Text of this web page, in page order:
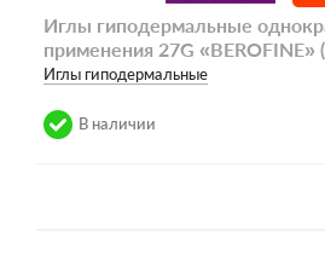
Иглы гиподермальные
применения 27G «BEROFINE»
Иглы гиподермальные
В наличии